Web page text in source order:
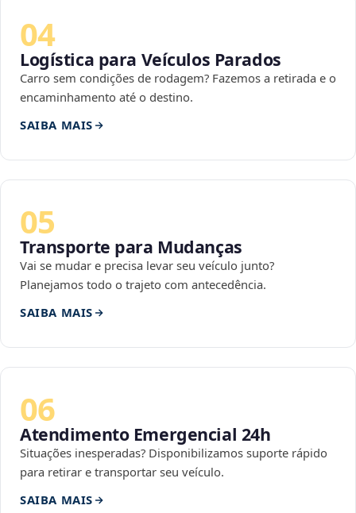
04
Logística para Veículos Parados
Carro sem condições de rodagem? Fazemos a retirada e o
encaminhamento até o destino.
SAIBA MAIS
05
Transporte para Mudanças
Vai se mudar e precisa levar seu veículo junto?
Planejamos todo o trajeto com antecedência.
SAIBA MAIS
06
Atendimento Emergencial 24h
Situações inesperadas? Disponibilizamos suporte rápido
para retirar e transportar seu veículo.
SAIBA MAIS